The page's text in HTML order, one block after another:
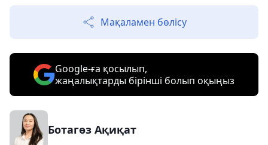
Мақаламен бөлісу
Google-ға қосылып,
жаңалықтарды бірінші болып оқыңыз
Ботагөз Ақиқат